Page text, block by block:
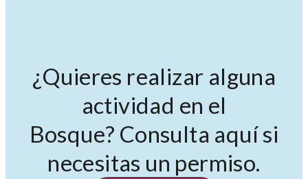
¿Quieres realizar alguna
actividad en el
Bosque? Consulta aquí si
necesitas un permiso.